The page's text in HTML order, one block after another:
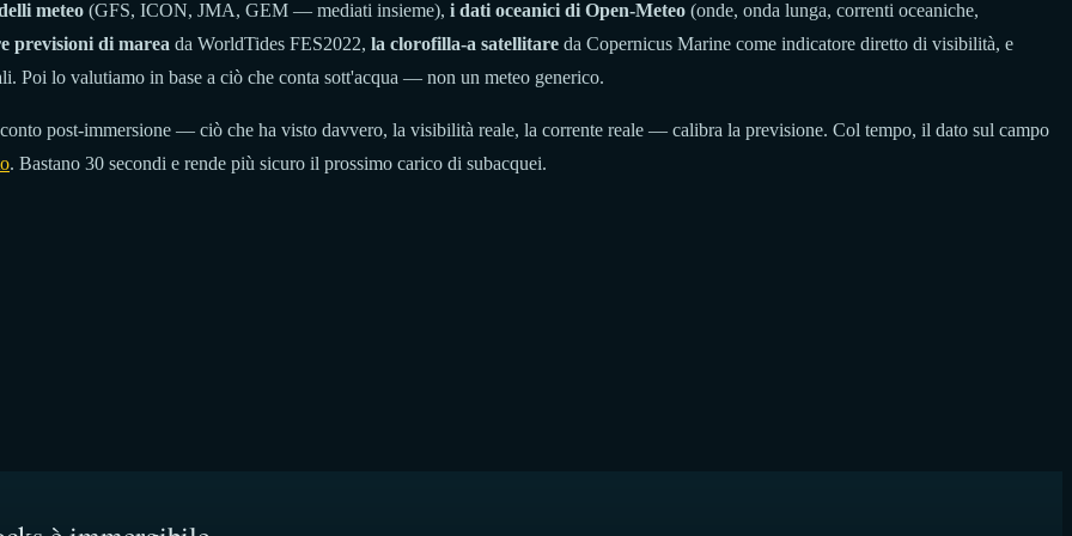
meteo (GFS, ICON, JMA, GEM — mediati insieme), i dati oceanici di Open-Meteo (onde, onda lunga, correnti oceaniche,
previsioni di marea da WorldTides FES2022, la clorofilla-a satellitare da Copernicus Marine come indicatore diretto di visibilità, e
Poi lo valutiamo in base a ciò che conta sott'acqua — non un meteo generico.
post-immersione — ciò che ha visto davvero, la visibilità reale, la corrente reale — calibra la previsione. Col tempo, il dato sul campo
. Bastano 30 secondi e rende più sicuro il prossimo carico di subacquei.